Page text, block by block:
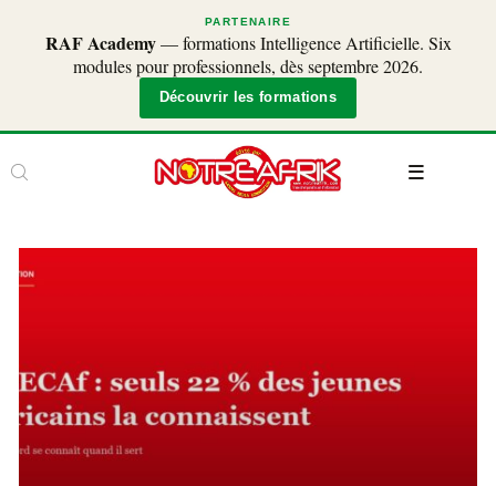
PARTENAIRE
RAF Academy— formations Intelligence Artificielle. Six
modules pour professionnels, dès septembre 2026.
Découvrir les formations